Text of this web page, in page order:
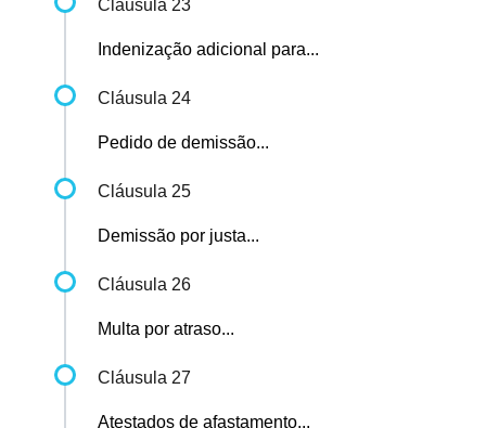
Cláusula 23
Indenização adicional para...
Cláusula 24
Pedido de demissão...
Cláusula 25
Demissão por justa...
Cláusula 26
Multa por atraso...
Cláusula 27
Atestados de afastamento...